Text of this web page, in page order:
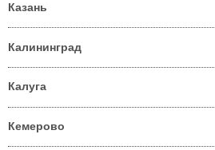
Казань
Калининград
Калуга
Кемерово